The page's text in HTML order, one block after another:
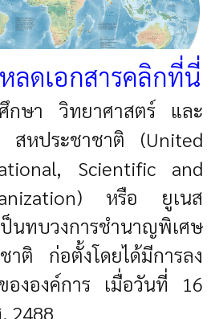
ลดเอกสารคลิกที่นี่
ศึกษา วิทยาศาสตร์ และ
หประชาชาติ (United
Scientific and
หรือ ยูเนส
ป็นทบวงการชำนาญพิเศษ
ติ ก่อตั้งโดยได้มีการลง
ององค์การ เมื่อวันที่ 16
2488